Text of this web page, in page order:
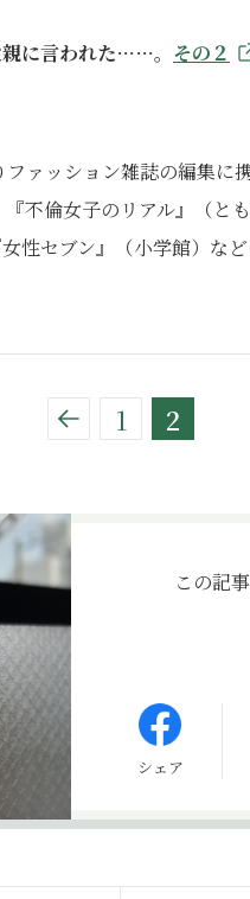
親に言われた……。 その２
ァッション雑誌の編集に
不倫女子のリアル』（と
性セブン』（小学館）など
1 2
この記
シェア